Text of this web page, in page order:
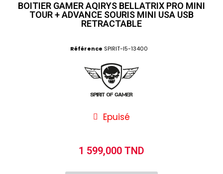
BOITIER GAMER AQIRYS BELLATRIX PRO MINI
TOUR + ADVANCE SOURIS MINI USA USB
RETRACTABLE
Référence SPIRIT-I5-13400
Epuisé
1 599,000 TND